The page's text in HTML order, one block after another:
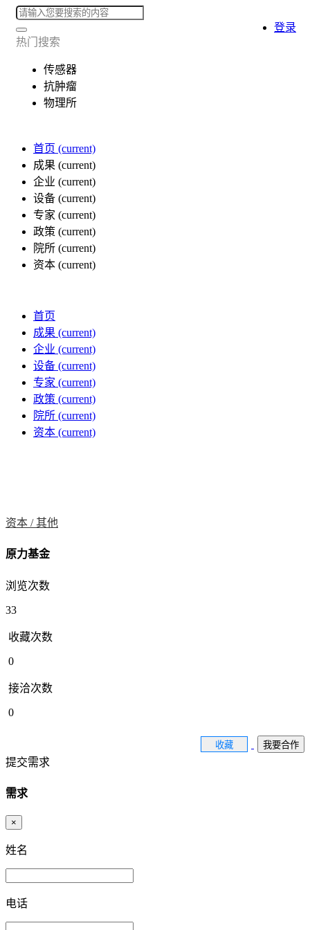
热门搜索
传感器
抗肿瘤
物理所
首页 (current)
成果 (current)
企业 (current)
设备 (current)
专家 (current)
政策 (current)
院所 (current)
资本 (current)
登录
首页
成果 (current)
企业 (current)
设备 (current)
专家 (current)
政策 (current)
院所 (current)
资本 (current)
资本 /其他
原力基金
浏览次数
33
收藏次数
0
接洽次数
0
收藏 我要合作
提交需求
需求
×
姓名
电话